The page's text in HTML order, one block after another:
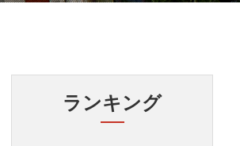
ランキング